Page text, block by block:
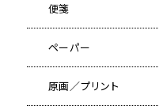
便箋
ペーパー
原画／プリント